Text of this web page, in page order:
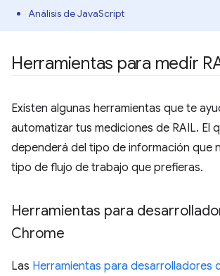
Análisis de JavaScript
Herramientas para medir
Existen algunas herramientas que te
automatizar tus mediciones de RAIL. El
dependerá del tipo de información que
tipo de flujo de trabajo que prefieras.
Herramientas para
Chrome
Las Herramientas para desarrolladores